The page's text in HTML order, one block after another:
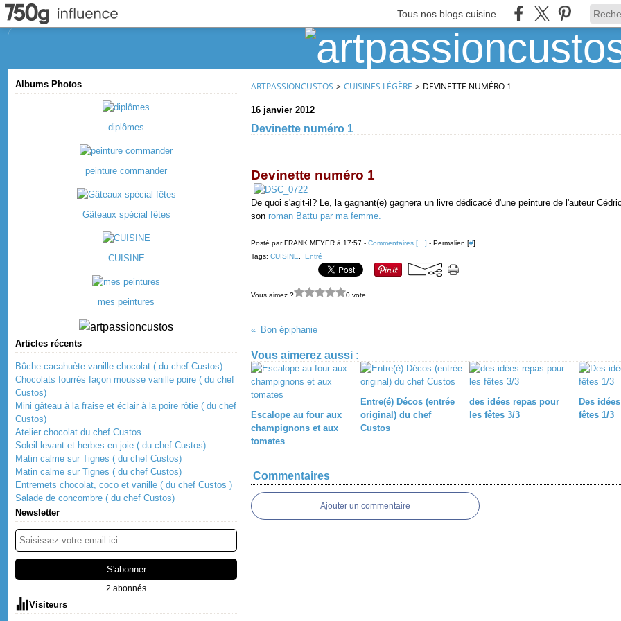
Tous nos blogs cuisine
Albums Photos
diplômes
peinture commander
Gâteaux spécial fêtes
CUISINE
mes peintures
Articles récents
Bûche cacahuète vanille chocolat ( du chef Custos)
Chocolats fourrés façon mousse vanille poire ( du chef
Custos)
Mini gâteau à la fraise et éclair à la poire rôtie ( du chef
Custos)
Atelier chocolat du chef Custos
Soleil levant et herbes en joie ( du chef Custos)
Matin calme sur Tignes ( du chef Custos)
Matin calme sur Tignes ( du chef Custos)
Entremets chocolat, coco et vanille ( du chef Custos )
Salade de concombre ( du chef Custos)
Newsletter
2 abonnés
Visiteurs
ARTPASSIONCUSTOS > CUISINES LÉGÈRE > DEVINETTE NUMÉRO 1
16 janvier 2012
Devinette numéro 1
Devinette numéro 1
De quoi s'agit-il? Le, la gagnant(e) gagnera un livre dédicacé d'une peinture de l'auteur
son roman Battu par ma femme.
Posté par FRANK MEYER à 17:57 - Commentaires [ ] - Permalien [#]
Tags: CUISINE Entré
Vous aimez ? 0 vote
Bon épiphanie
Vous aimerez aussi :
Escalope au four aux
champignons et aux
tomates
Entre(é) Décos (entrée
original) du chef
Custos
des idées repas pour
les fêtes 3/3
Des
fêtes 1/3
Commentaires
Ajouter un commentaire